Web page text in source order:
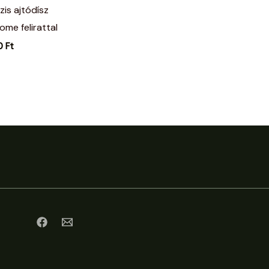
ajtódísz
felirattal
Ft